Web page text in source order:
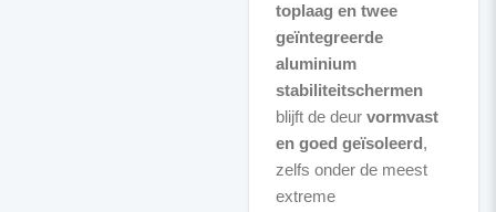
toplaag en twee
geïntegreerde
aluminium
stabiliteitschermen
blijft de deur vormvast
en goed geïsoleerd,
zelfs onder de meest
extreme